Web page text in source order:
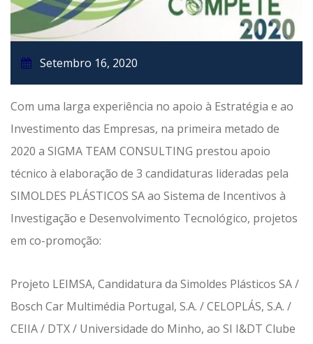
Setembro 16, 2020
Com uma larga experiência no apoio à Estratégia e ao
Investimento das Empresas, na primeira metado de
2020 a SIGMA TEAM CONSULTING prestou apoio
técnico à elaboração de 3 candidaturas lideradas pela
SIMOLDES PLÁSTICOS SA ao Sistema de Incentivos à
Investigação e Desenvolvimento Tecnológico, projetos
em co-promoção:
Projeto LEIMSA, Candidatura da Simoldes Plásticos SA /
Bosch Car Multimédia Portugal, S.A. / CELOPLÁS, S.A. /
CEIIA / DTX / Universidade do Minho, ao SI I&DT Clube